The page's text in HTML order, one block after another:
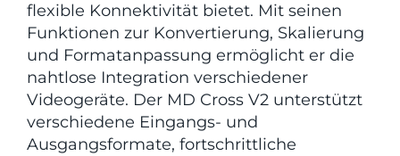
flexible Konnektivität bietet. Mit seinen
Funktionen zur Konvertierung, Skalierung
und Formatanpassung ermöglicht er die
nahtlose Integration verschiedener
Videogeräte. Der MD Cross V2 unterstützt
verschiedene Eingangs- und
Ausgangsformate, fortschrittliche